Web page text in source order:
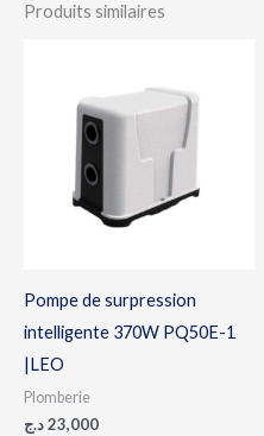
Produits similaires
Pompe de surpression
intelligente 370W PQ50E-1
|LEO
Plomberie
23,000د.ج